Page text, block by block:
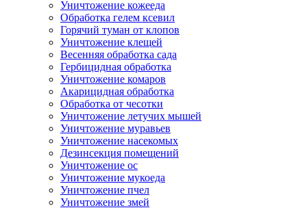
Уничтожение кожееда
Обработка гелем ксевил
Горячий туман от клопов
Уничтожение клещей
Весенняя обработка сада
Гербицидная обработка
Уничтожение комаров
Акарицидная обработка
Обработка от чесотки
Уничтожение летучих мышей
Уничтожение муравьев
Уничтожение насекомых
Дезинсекция помещений
Уничтожение ос
Уничтожение мукоеда
Уничтожение пчел
Уничтожение змей